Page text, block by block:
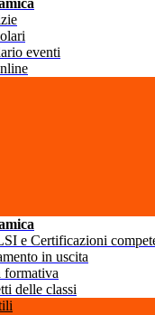
eventi
e Certificazioni
in uscita
formativa
delle classi